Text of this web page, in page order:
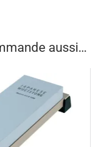
aussi…